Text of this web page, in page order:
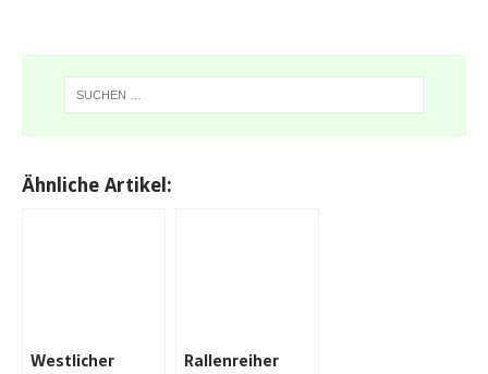
Ähnliche Artikel:
Westlicher
Rallenreiher